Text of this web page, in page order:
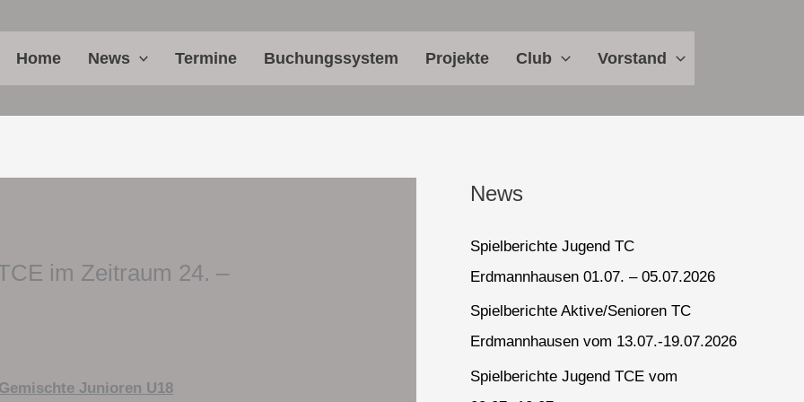
Home News Termine Buchungssystem Projekte Club Vorstand
im Zeitraum 24. –
Junioren U18
News
Spielberichte Jugend TC
Erdmannhausen 01.07. – 05.07.2026
Spielberichte Aktive/Senioren TC
Erdmannhausen vom 13.07.-19.07.2026
Spielberichte Jugend TCE vom